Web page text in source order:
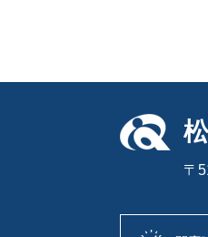
〒